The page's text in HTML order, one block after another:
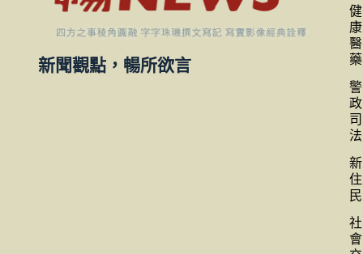
新聞觀點，暢所欲言
健
康
醫
藥
警
政
司
法
新
住
民
社
會